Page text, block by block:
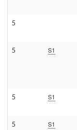
5
5 S1
5 S1
5 S1